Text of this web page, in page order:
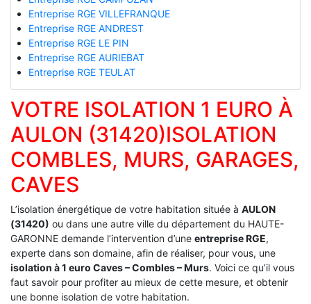
Entreprise RGE VILLEFRANQUE
Entreprise RGE ANDREST
Entreprise RGE LE PIN
Entreprise RGE AURIEBAT
Entreprise RGE TEULAT
VOTRE ISOLATION 1 EURO À
AULON (31420)ISOLATION
COMBLES, MURS, GARAGES,
CAVES
L’isolation énergétique de votre habitation située à AULON
(31420) ou dans une autre ville du département du HAUTE-
GARONNE demande l’intervention d’une entreprise RGE,
experte dans son domaine, afin de réaliser, pour vous, une
isolation à 1 euro Caves – Combles – Murs. Voici ce qu’il vous
faut savoir pour profiter au mieux de cette mesure, et obtenir
une bonne isolation de votre habitation.